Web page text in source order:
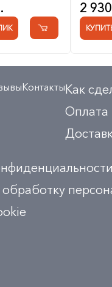
2
КонтактыКак
Оплата
обработку